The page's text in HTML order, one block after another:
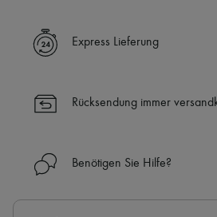
Express Lieferung
Rücksendung immer
Benötigen Sie Hilfe?